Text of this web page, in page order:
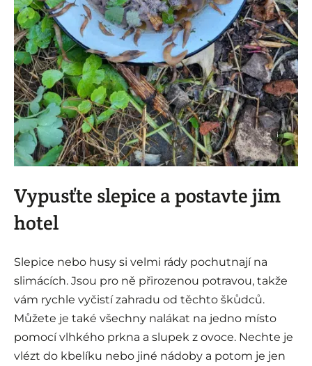
i
Vypusťte slepice a postavte jim
hotel
Slepice nebo husy si velmi rády pochutnají na
slimácích. Jsou pro ně přirozenou potravou, takže
vám rychle vyčistí zahradu od těchto škůdců.
Můžete je také všechny nalákat na jedno místo
pomocí vlhkého prkna a slupek z ovoce. Nechte je
vlézt do kbelíku nebo jiné nádoby a potom je jen